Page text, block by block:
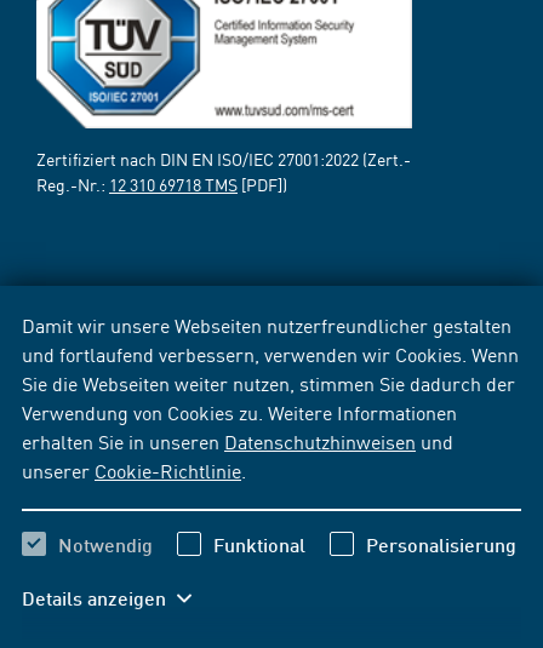
Damit wir unsere Webseiten nutzerfreundlicher gestalten
und fortlaufend verbessern, verwenden wir Cookies. Wenn
Sie die Webseiten weiter nutzen, stimmen Sie dadurch der
Verwendung von Cookies zu. Weitere Informationen
erhalten Sie in unseren Datenschutzhinweisen und
unserer Cookie-Richtlinie
Notwendig Funktional Personalisierung
Details anzeigen
Zertifiziert nach DIN EN ISO/IEC 27001:2022 (Zert.-
Reg.-Nr.: 12 310 69718 TMS [PDF])